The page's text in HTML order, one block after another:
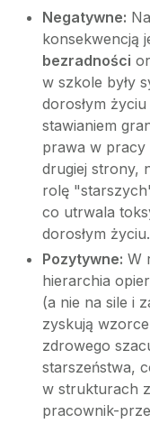
Negatywne:
konsekwencją
bezradności
w szkole były
dorosłym
stawianiem
prawa w pracy
drugiej strony,
rolę
co utrwala
dorosłym życiu.
Pozytywne: W
hierarchia
(a nie na sile i
zyskują
zdrowego
starszeństwa,
w strukturach
pracownik-